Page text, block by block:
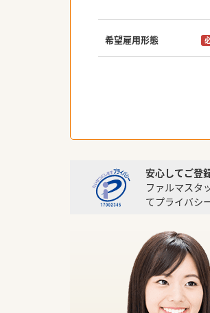
希望雇用形態
安心してご登
ファルマスタ
てプライバシ